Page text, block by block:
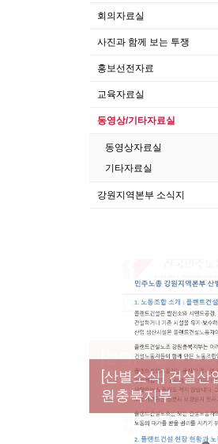
회의자료실
사진과 함께 보는 투쟁
홍보선전자료
교육자료실
동영상/기타자료실
동영상자료실
기타자료실
강원지역본부 소식지
[성명] 막을 수 있
라 : 청년노동자
과 재발방지 대책
[산별소식] 건설산
원충북지부
[강릉,속초,원주,춘
모
[조합원☆인터뷰]
규직노동조합 강
[본부소식] 강원지